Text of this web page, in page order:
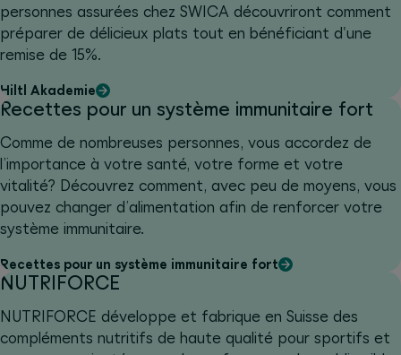
personnes assurées chez SWICA découvriront comment
préparer de délicieux plats tout en bénéficiant d'une
remise de 15%.
Hiltl Akademie
Recettes pour un système immunitaire fort
Comme de nombreuses personnes, vous accordez de
l’importance à votre santé, votre forme et votre
vitalité? Découvrez comment, avec peu de moyens, vous
pouvez changer d’alimentation afin de renforcer votre
système immunitaire.
Recettes pour un système immunitaire fort
NUTRIFORCE
NUTRIFORCE développe et fabrique en Suisse des
compléments nutritifs de haute qualité pour sportifs et